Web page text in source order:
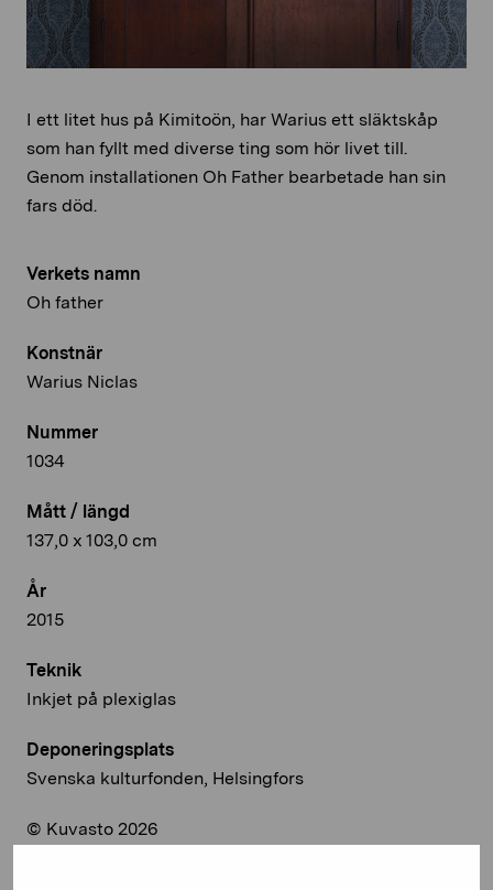
Verkets namn
Oh father
Konstnär
Warius Niclas
Nummer
1034
Mått / längd
137,0 x 103,0 cm
År
2015
Teknik
Inkjet på plexiglas
Deponeringsplats
Svenska kulturfonden, Helsingfors
© Kuvasto 2026
I ett litet hus på Kimitoön, har Warius ett släktskåp
som han fyllt med diverse ting som hör livet till.
Genom installationen Oh Father bearbetade han sin
fars död.